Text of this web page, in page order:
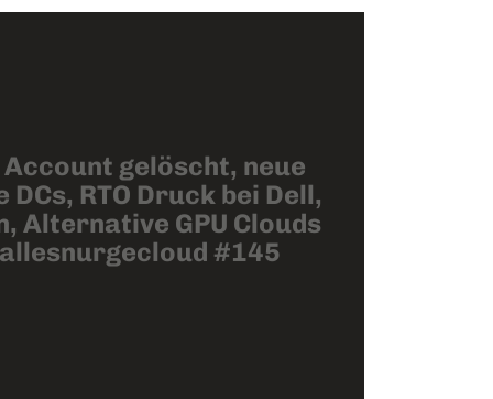
Account gelöscht, neue
DCs, RTO Druck bei Dell,
Alternative GPU Clouds
#145